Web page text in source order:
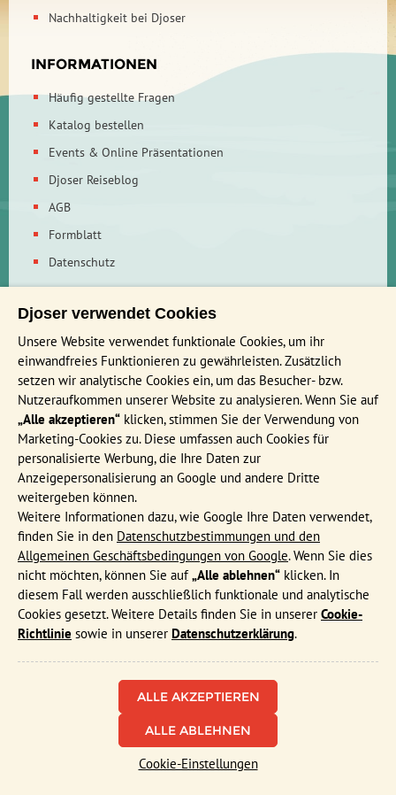
Nachhaltigkeit bei Djoser
INFORMATIONEN
Häufig gestellte Fragen
Katalog bestellen
Events & Online Präsentationen
Djoser Reiseblog
AGB
Formblatt
Datenschutz
MEIST BESUCHTE REISEN
Familienreise Ägypten 9 Tage
Familienreise Jordanien 9 Tage
Djoser verwendet Cookies
Unsere Website verwendet funktionale Cookies, um ihr
einwandfreies Funktionieren zu gewährleisten. Zusätzlich
setzen wir analytische Cookies ein, um das Besucher- bzw.
Nutzeraufkommen unserer Website zu analysieren. Wenn Sie auf
„Alle akzeptieren“ klicken, stimmen Sie der Verwendung von
Marketing-Cookies zu. Diese umfassen auch Cookies für
personalisierte Werbung, die Ihre Daten zur
Anzeigepersonalisierung an Google und andere Dritte
weitergeben können.
Weitere Informationen dazu, wie Google Ihre Daten verwendet,
finden Sie in den Datenschutzbestimmungen und den
Allgemeinen Geschäftsbedingungen von Google. Wenn Sie dies
nicht möchten, können Sie auf„Alle ablehnen“ klicken. In
diesem Fall werden ausschließlich funktionale und analytische
Cookies gesetzt. Weitere Details finden Sie in unserer Cookie-
Richtlinie sowie in unserer Datenschutzerklärung.
Cookies, die das ordnungsgemäße Funktionieren der Website
sicherstellen, sowie Cookies, die uns ermöglichen, die
Nutzung der Website anonym zu messen.
Marketing-Cookies
Diese Cookies werden verwendet, um Inhalte auf unserer
ALLE ABLEHNEN
Cookie-Einstellungen